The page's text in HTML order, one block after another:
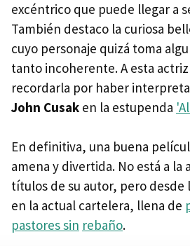
excéntrico que puede llegar a
También destaco la curiosa
cuyo personaje quizá toma
tanto incoherente. A esta
recordarla por haber
John Cusak en la estupenda
En definitiva, una buena
amena y divertida. No está a la
títulos de su autor, pero desde
en la actual cartelera, llena de
pastores sin rebaño.